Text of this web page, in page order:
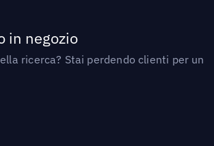
in negozio
ricerca? Stai perdendo clienti per un